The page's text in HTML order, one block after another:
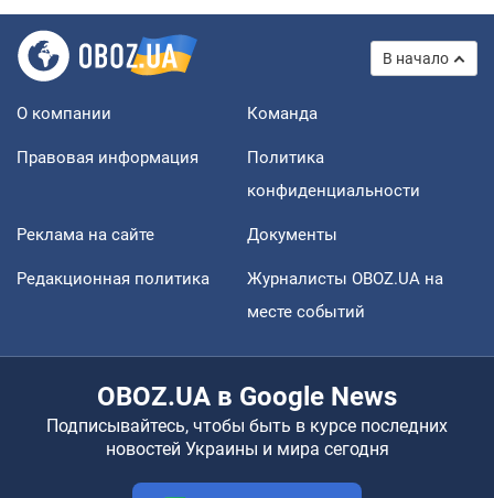
В начало
О компании Команда
Правовая информация
Политика
конфиденциальности
Реклама на сайте Документы
Редакционная политика
Журналисты OBOZ.UA на
месте событий
OBOZ.UA в Google News
Подписывайтесь, чтобы быть в курсе последних
новостей Украины и мира сегодня